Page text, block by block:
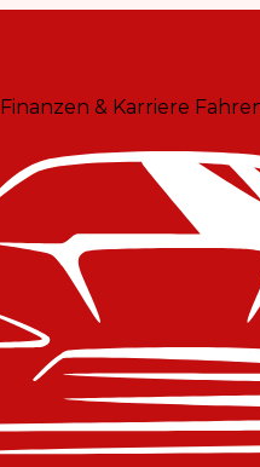
Finanzen & Karriere